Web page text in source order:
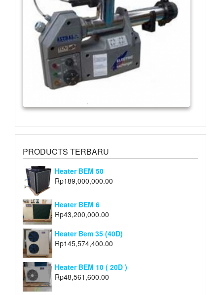
PRODUCTS TERBARU
Heater BEM 50
Rp189,000,000.00
Heater BEM 6
Rp43,200,000.00
Heater Bem 35 (40D)
Rp145,574,400.00
Heater BEM 10 ( 20D )
Rp48,561,600.00